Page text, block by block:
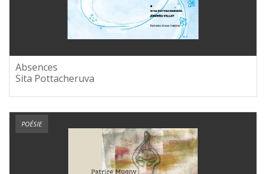
Absences
Sita Pottacheruva
POÉSIE